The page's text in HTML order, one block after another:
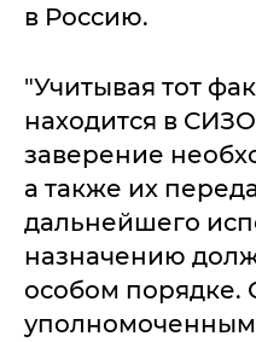
в Россию.
"Учитывая тот
находится в
заверение
а также их
дальнейшего
назначению
особом порядке.